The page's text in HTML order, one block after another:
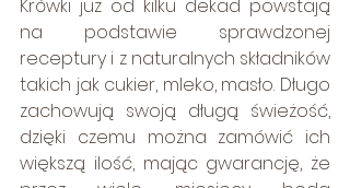
Krówki już od kilku dekad powstają
na podstawie sprawdzonej
receptury i z naturalnych składników
takich jak cukier, mleko, masło. Długo
zachowują swoją długą świeżość,
dzięki czemu można zamówić ich
większą ilość, mając gwarancję, że